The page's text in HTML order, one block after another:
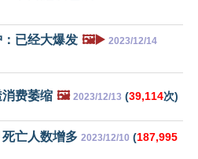
已经大爆发 🖼️▶️ 2023/12/14
费萎缩 🖼️ 2023/12/13 (39,114次)
亡人数增多 2023/12/10 (187,995